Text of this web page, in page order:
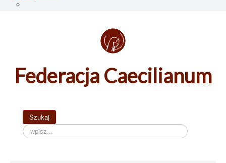
Federacja Caecilianum
Szukaj